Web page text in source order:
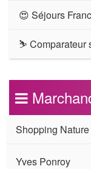
😍 Séjours
⛷ Comparateur
Shopping Nature
Yves Ponroy